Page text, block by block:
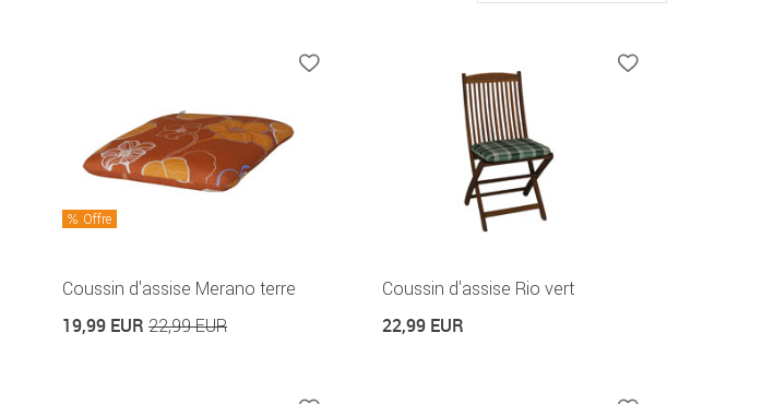
Offre
Coussin d'assise Merano terre
19,99 EUR 22,99 EUR
Coussin d'assise Rio vert
22,99 EUR